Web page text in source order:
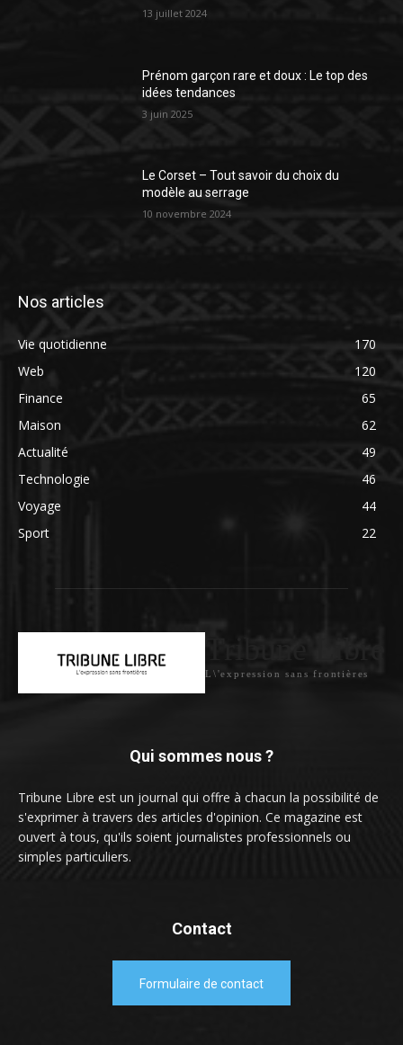
13 juillet 2024
Prénom garçon rare et doux : Le top des
idées tendances
3 juin 2025
Le Corset – Tout savoir du choix du
modèle au serrage
10 novembre 2024
Nos articles
Vie quotidienne
170
Web
120
Finance
65
Maison
62
Actualité
49
Technologie
46
Voyage
44
Sport
22
Tribune Libre
L\'expression sans frontières
Qui sommes nous ?
Tribune Libre est un journal qui offre à chacun la possibilité de
s'exprimer à travers des articles d'opinion. Ce magazine est
ouvert à tous, qu'ils soient journalistes professionnels ou
simples particuliers.
Contact
Formulaire de contact